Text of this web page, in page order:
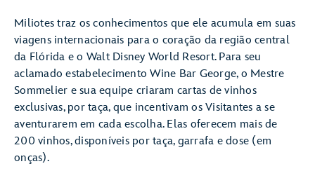
Miliotes traz os conhecimentos que ele acumula em suas
viagens internacionais para o coração da região central
da Flórida e o Walt Disney World Resort. Para seu
aclamado estabelecimento Wine Bar George, o Mestre
Sommelier e sua equipe criaram cartas de vinhos
exclusivas, por taça, que incentivam os Visitantes a se
aventurarem em cada escolha. Elas oferecem mais de
200 vinhos, disponíveis por taça, garrafa e dose (em
onças).